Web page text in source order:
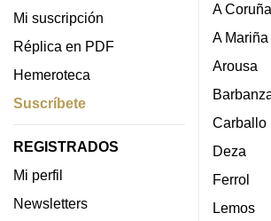
Mi suscripción
Réplica en PDF
Hemeroteca
Suscríbete
REGISTRADOS
Mi perfil
Newsletters
A Coruña
A Mariña
Arousa
Carballo
Deza
Ferrol
Lemos